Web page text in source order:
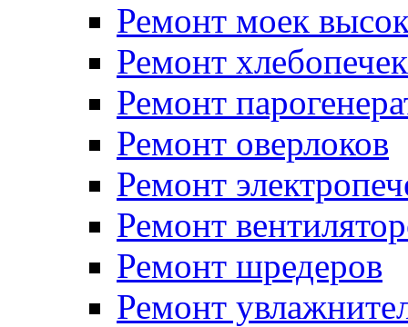
Ремонт моек
Ремонт хлебопечек
Ремонт
Ремонт оверлоков
Ремонт
Ремонт
Ремонт шредеров
Ремонт